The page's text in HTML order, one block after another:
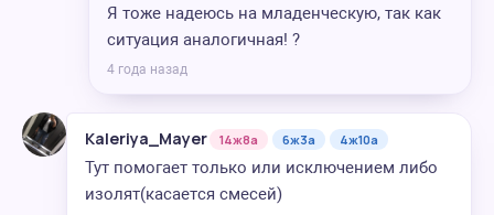
Я тоже надеюсь на младенческую, так как
ситуация аналогичная! ?
4 года назад
Kaleriya_Mayer 14ж8а 6ж3а 4ж10а
Тут помогает только или исключением либо
изолят(касается смесей)